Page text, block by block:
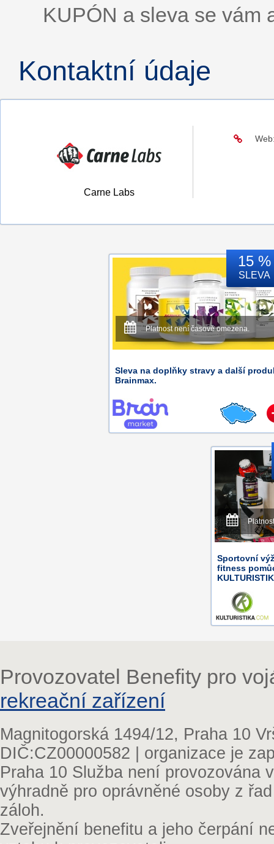
KUPÓN a sleva se vám
Kontaktní údaje
Carne Labs
15 %
SLEVA
Platnost není časově omezena.
Sleva na doplňky stravy a další
Brainmax.
Sportovní
fitness
Provozovatel Benefity pro
rekreační zařízení
Magnitogorská 1494/12, Praha 10
DIČ:CZ00000582 | organizace je
Praha 10 Služba není provozována
výhradně pro oprávněné osoby z
záloh.
Zveřejnění benefitu a jeho čerpání